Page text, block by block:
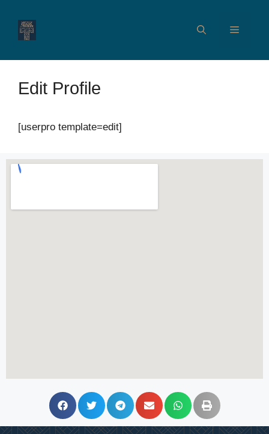
Edit Profile
[userpro template=edit]